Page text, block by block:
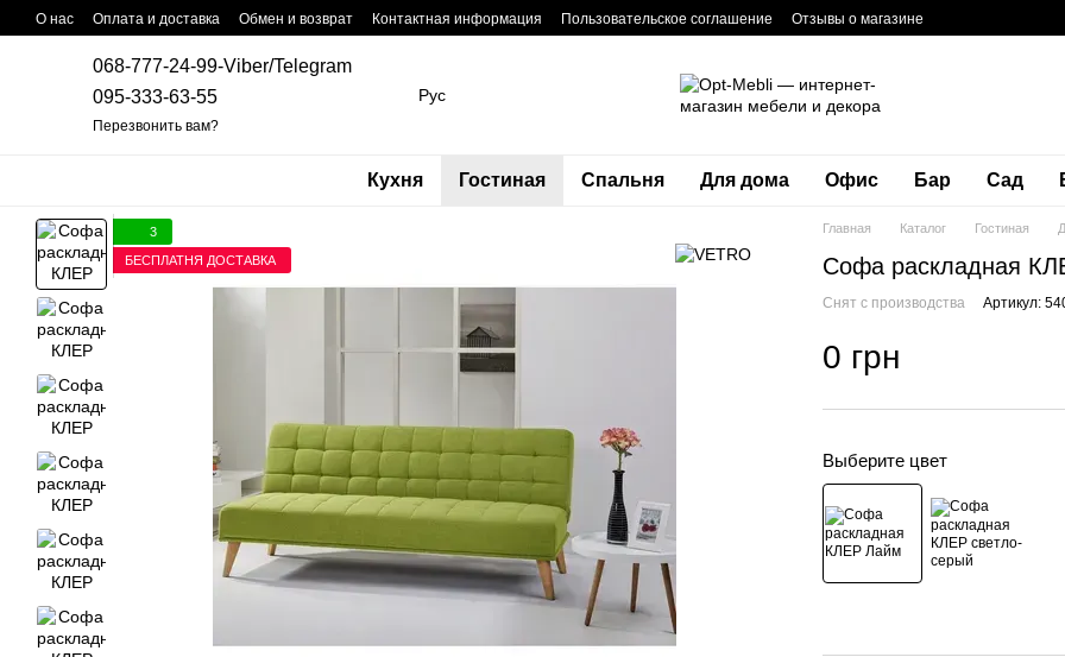
Перейти к основному контенту
О нас Оплата и доставка Обмен и возврат Контактная информация Пользовательское соглашение Отзывы о магазине
068-777-24-99-Viber/Telegram
095-333-63-55
Перезвонить вам?
Рус
Кухня Гостиная Спальня Для дома Офис Бар Сад
3
БЕСПЛАТНЯ ДОСТАВКА
Главная Каталог Гостиная
Софа раскладная
Снят с производства Артикул:
0 грн
Выберите цвет